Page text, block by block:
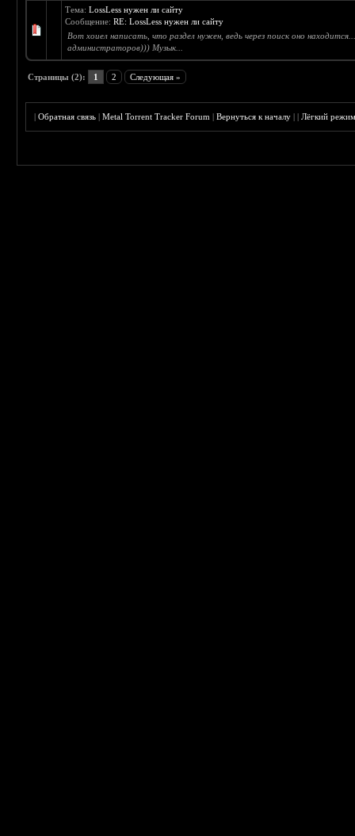
Тема:LossLess нужен ли сайту
Сообщение:RE: LossLess нужен ли сайту
Вот хоиел написать, что раздел нужен, ведь через поиск оно
администраторов))) Музык...
Страницы (2): 1 2 Следующая »
|Обратная связь |Metal Torrent Tracker Forum |Вернуться к началу ||Лёгкий